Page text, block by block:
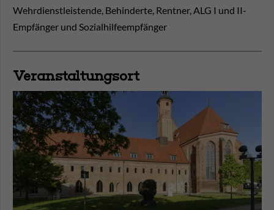
Wehrdienstleistende, Behinderte, Rentner, ALG I und II-
Empfänger und Sozialhilfeempfänger
Veranstaltungsort